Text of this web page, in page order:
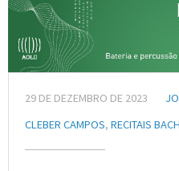
29 DE DEZEMBRO DE 2023
CLEBER CAMPOS, RECITAIS